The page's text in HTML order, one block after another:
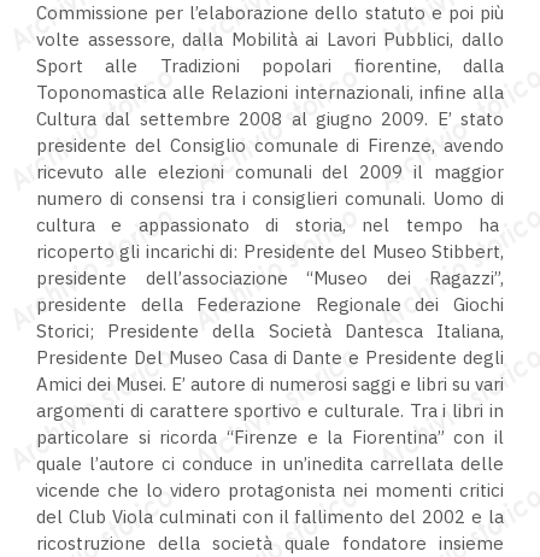
Commissione per l’elaborazione dello statuto e poi più
volte assessore, dalla Mobilità ai Lavori Pubblici, dallo
Sport alle Tradizioni popolari fiorentine, dalla
Toponomastica alle Relazioni internazionali, infine alla
Cultura dal settembre 2008 al giugno 2009. E’ stato
presidente del Consiglio comunale di Firenze, avendo
ricevuto alle elezioni comunali del 2009 il maggior
numero di consensi tra i consiglieri comunali. Uomo di
cultura e appassionato di storia, nel tempo ha
ricoperto gli incarichi di: Presidente del Museo Stibbert,
presidente dell’associazione “Museo dei Ragazzi”,
presidente della Federazione Regionale dei Giochi
Storici; Presidente della Società Dantesca Italiana,
Presidente Del Museo Casa di Dante e Presidente degli
Amici dei Musei. E’ autore di numerosi saggi e libri su vari
argomenti di carattere sportivo e culturale. Tra i libri in
particolare si ricorda “Firenze e la Fiorentina” con il
quale l’autore ci conduce in un’inedita carrellata delle
vicende che lo videro protagonista nei momenti critici
del Club Viola culminati con il fallimento del 2002 e la
ricostruzione della società quale fondatore insieme